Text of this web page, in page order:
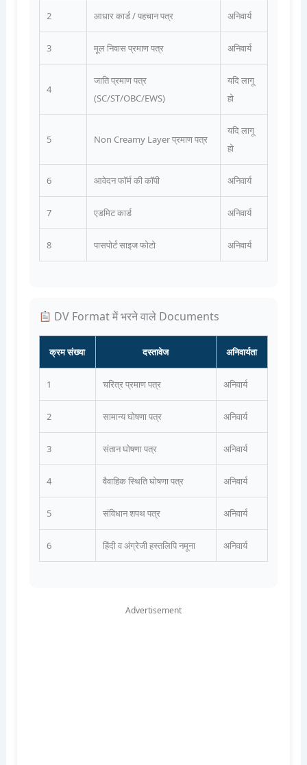
2 आधार कार्ड / पहचान पत्र अनिवार्य
3 मूल निवास प्रमाण पत्र अनिवार्य
4
जाति प्रमाण पत्र
(SC/ST/OBC/EWS)
यदि लागू
हो
5 Non Creamy Layer प्रमाण पत्र
यदि लागू
हो
6 आवेदन फॉर्म की कॉपी अनिवार्य
7 एडमिट कार्ड अनिवार्य
8 पासपोर्ट साइज फोटो अनिवार्य
DV Format में भरने वाले Documents
क्रम संख्या दस्तावेज अनिवार्यता
1 चरित्र प्रमाण पत्र अनिवार्य
2 सामान्य घोषणा पत्र अनिवार्य
3 संतान घोषणा पत्र अनिवार्य
4 वैवाहिक स्थिति घोषणा पत्र अनिवार्य
5 संविधान शपथ पत्र अनिवार्य
6 हिंदी व अंग्रेजी हस्तलिपि नमूना अनिवार्य
Advertisement